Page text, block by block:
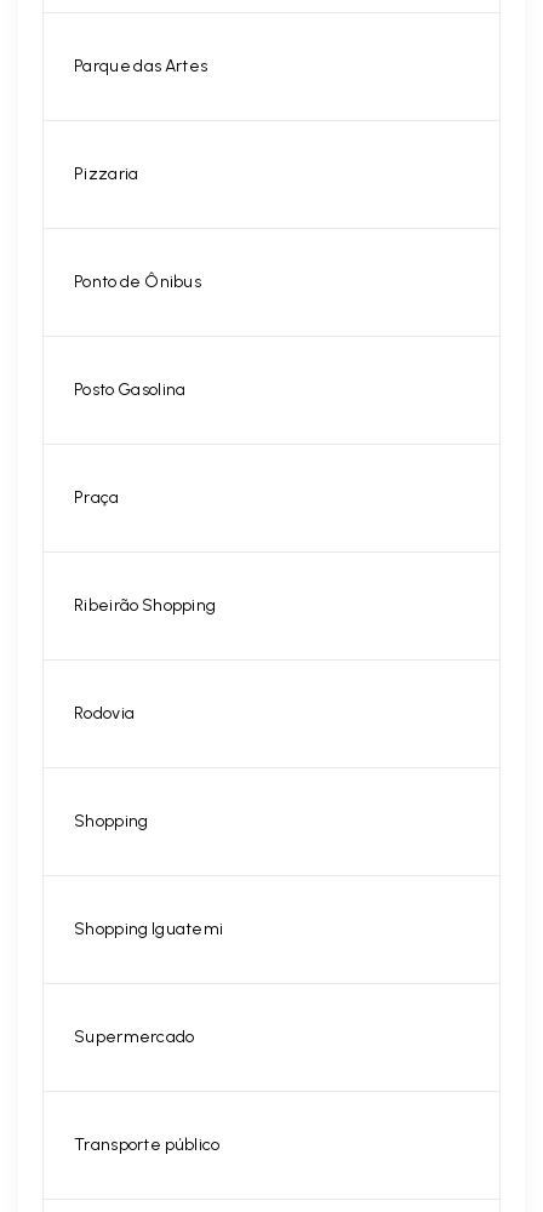
Parque das Artes
Pizzaria
Ponto de Ônibus
Posto Gasolina
Praça
Ribeirão Shopping
Rodovia
Shopping
Shopping Iguatemi
Supermercado
Transporte público